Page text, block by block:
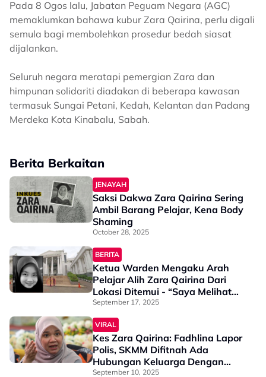
Pada 8 Ogos lalu, Jabatan Peguam Negara (AGC)
memaklumkan bahawa kubur Zara Qairina, perlu digali
semula bagi membolehkan prosedur bedah siasat
dijalankan.
Seluruh negara meratapi pemergian Zara dan
himpunan solidariti diadakan di beberapa kawasan
termasuk Sungai Petani, Kedah, Kelantan dan Padang
Merdeka Kota Kinabalu, Sabah.
Berita Berkaitan
JENAYAH
Saksi Dakwa Zara Qairina Sering
Ambil Barang Pelajar, Kena Body
Shaming
October 28, 2025
BERITA
Ketua Warden Mengaku Arah
Pelajar Alih Zara Qairina Dari
Lokasi Ditemui - “Saya Melihat
Zara Terbaring Di Longkang
Asrama…”
September 17, 2025
VIRAL
Kes Zara Qairina: Fadhlina Lapor
Polis, SKMM Difitnah Ada
Hubungan Keluarga Dengan
Pengetua
September 10, 2025